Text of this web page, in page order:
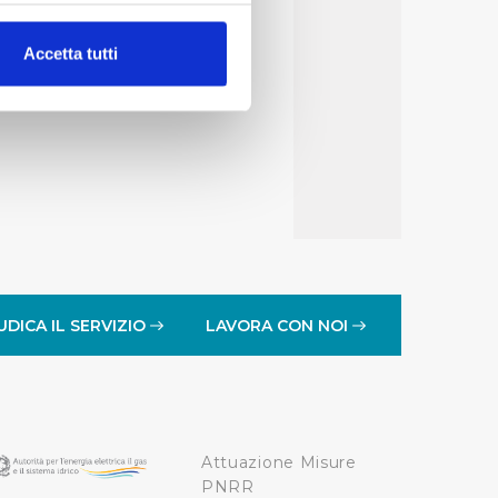
(impronte
che l’Utente ha fornito
i singoli cookie
Accetta tutti
IL SERVIZIO LAVORA CON NOI
Attuazione Misure
PNRR